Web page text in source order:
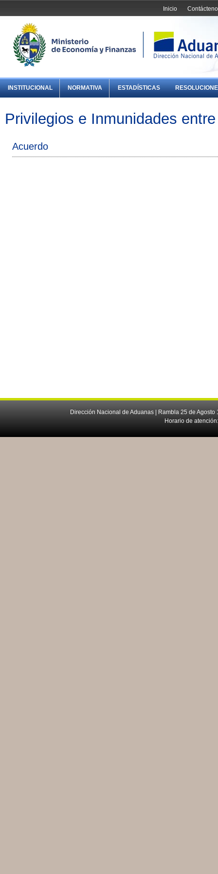
Inicio
INSTITUCIONAL NORMATIVA ESTADÍSTICAS
Privilegios e Inmunidades
Acuerdo
Dirección Nacional de Aduanas | Rambla 25 de
Horario de